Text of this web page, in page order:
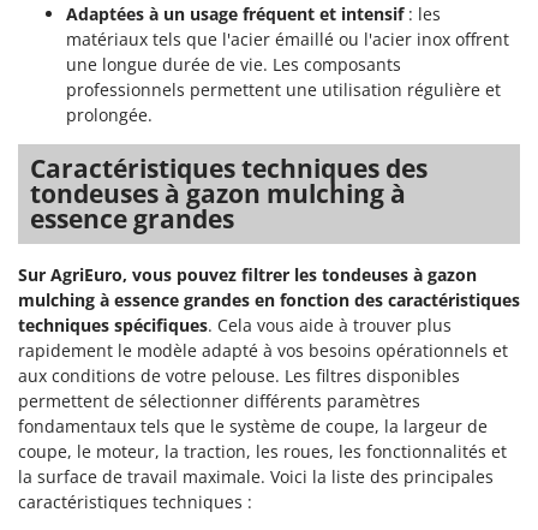
Adaptées à un usage fréquent et intensif: les
matériaux tels que l'acier émaillé ou l'acier inox offrent
une longue durée de vie. Les composants
professionnels permettent une utilisation régulière et
prolongée.
Caractéristiques techniques des
tondeuses à gazon mulching à
essence grandes
Sur AgriEuro, vous pouvez filtrer les tondeuses à gazon
mulching à essence grandes en fonction des caractéristiques
techniques spécifiques. Cela vous aide à trouver plus
rapidement le modèle adapté à vos besoins opérationnels et
aux conditions de votre pelouse. Les filtres disponibles
permettent de sélectionner différents paramètres
fondamentaux tels que le système de coupe, la largeur de
coupe, le moteur, la traction, les roues, les fonctionnalités et
la surface de travail maximale. Voici la liste des principales
caractéristiques techniques :